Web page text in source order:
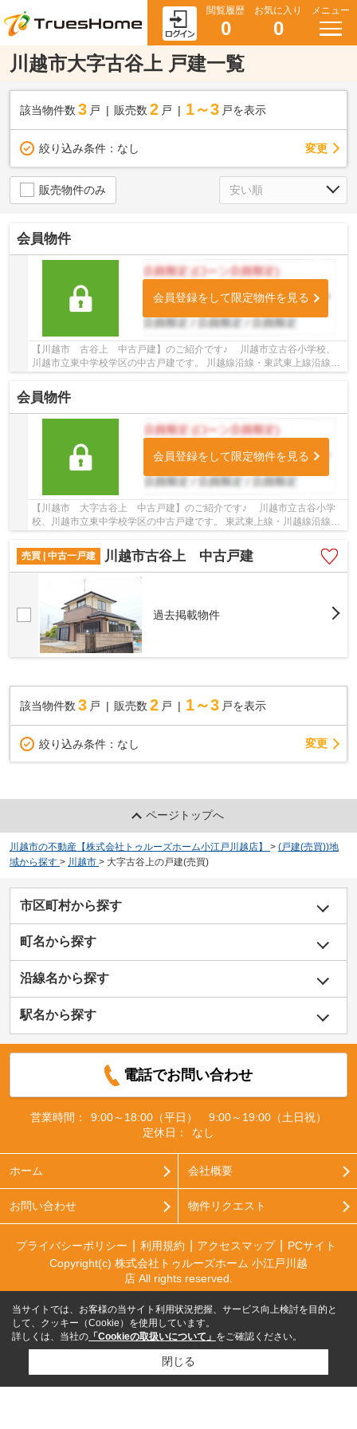
閲覧履歴
0
お気に入り
0
メニュー
川越市大字古谷上 戸建一覧
該当物件数 3 戸 販売数 2 戸 1～3 戸を表示
絞り込み条件： なし 変更
販売物件のみ
会員物件
会員登録をして限定物件を見る
【川越市 古谷上 中古戸建】のご紹介です♪ 川越市立古谷小学校、
川越市立東中学校学区の中古戸建です。 川越線沿線・東武東上線沿線の
会員物件
会員登録をして限定物件を見る
【川越市 大字古谷上 中古戸建】のご紹介です♪ 川越市立古谷小学
校、川越市立東中学校学区の中古戸建です。 東武東上線・川越線沿線の
売買 | 中古一戸建
川越市古谷上 中古戸建
過去掲載物件
該当物件数 3 戸 販売数 2 戸 1～3 戸を表示
絞り込み条件： なし 変更
ページトップへ
川越市の不動産【株式会社トゥルーズホーム小江戸川越店】 > (戸建(売買))地
域から探す > 川越市 > 大字古谷上の戸建(売買)
市区町村から探す
町名から探す
沿線名から探す
駅名から探す
電話でお問い合わせ
営業時間：
9:00～18:00（平日） 9:00～19:00（土日祝）
定休日：
なし
ホーム 会社概要
お問い合わせ 物件リクエスト
プライバシーポリシー 利用規約 アクセスマップ
PCサイト
Copyright(c) 株式会社トゥルーズホーム 小江戸川越
店 All rights reserved.
当サイトでは、お客様の当サイト利用状況把握、サービス向上検討を目的と
して、クッキー（Cookie）を使用しています。
詳しくは、当社の 「Cookieの取扱いについて」 をご確認ください。
閉じる